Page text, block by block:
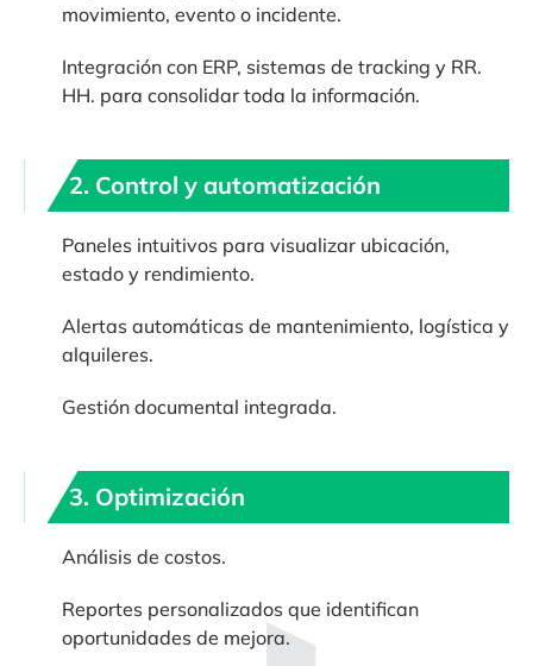
movimiento, evento o incidente.
Integración con ERP, sistemas de tracking y RR.
HH. para consolidar toda la información.
2. Control y automatización
Paneles intuitivos para visualizar ubicación,
estado y rendimiento.
Alertas automáticas de mantenimiento, logística y
alquileres.
Gestión documental integrada.
3. Optimización
Análisis de costos.
Reportes personalizados que identifican
oportunidades de mejora.